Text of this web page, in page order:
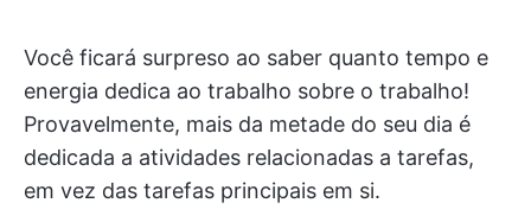
Você ficará surpreso ao saber quanto tempo e
energia dedica ao trabalho sobre o trabalho!
Provavelmente, mais da metade do seu dia é
dedicada a atividades relacionadas a tarefas,
em vez das tarefas principais em si.